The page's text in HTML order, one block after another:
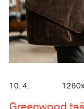
10. 4.
Greenwood